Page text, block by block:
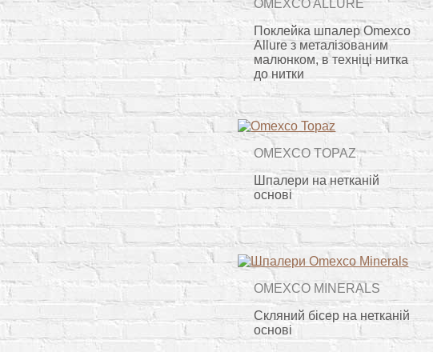
OMEXCO ALLURE
Поклейка шпалер Omexco
Allure з металізованим
малюнком, в техніці нитка
до нитки
OMEXCO TOPAZ
Шпалери на нетканій
основі
OMEXCO MINERALS
Скляний бісер на нетканій
основі